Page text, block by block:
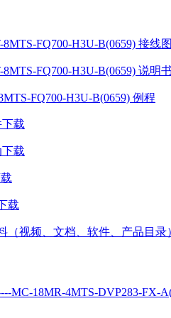
FQ700-H3U-B(0659) 接线图
FQ700-H3U-B(0659) 说明书
FQ700-H3U-B(0659) 例程
载
载
载
（视频、文档、软件、产品目录